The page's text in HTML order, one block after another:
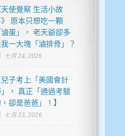
天使覺察 生活小故
原本只想吃一顆
滷蛋」， 老天爺卻多
一大塊「滷排骨」？
七月 24, 2026
兒子考上「美國會計
」， 真正「通過考驗
卻是爸爸」！】
七月 23, 2026